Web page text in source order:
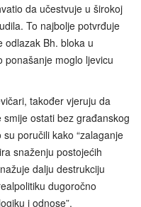
da učestvuje u širokoj
To najbolje potvrđuje
odlazak Bh. bloka u
ponašanje moglo ljevicu
također vjeruju da
ostati bez građanskog
poručili kako “zalaganje
snaženju postojećih
dalju destrukciju
dugoročno
i odnose”.